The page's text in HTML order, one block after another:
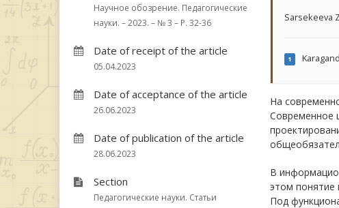
Научное обозрение. Педагогические
науки. – 2023. – № 3 – P. 32-36
Date of receipt of the article
05.04.2023
Date of acceptance of the article
26.06.2023
Date of publication of the article
28.06.2023
Section
Педагогические науки. Статьи
Sarsekeeva
1
На
Современное
В
этом понятие
Под